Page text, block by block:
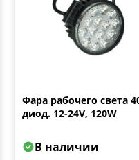
Фара рабочего света
диод. 12-24V, 120W
В наличии